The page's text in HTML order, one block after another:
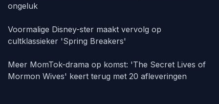
ongeluk
Voormalige Disney-ster maakt vervolg op
cultklassieker 'Spring Breakers'
Meer MomTok-drama op komst: 'The Secret Lives of
Mormon Wives' keert terug met 20 afleveringen